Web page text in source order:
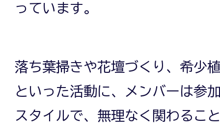
っています。
落ち葉掃きや花壇づくり、希少
といった活動に、メンバーは参
スタイルで、無理なく関わるこ